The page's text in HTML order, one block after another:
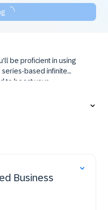
be proficient in using
series-based infinite
to boost your
discover how to set
how to configure
Business